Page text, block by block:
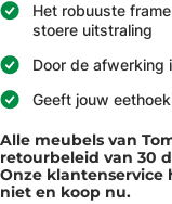
Het robuuste
stoere uitstraling
Door de afwerking
Geeft jouw
Alle meubels van
retourbeleid van 30
Onze klantenservice
niet en koop nu.